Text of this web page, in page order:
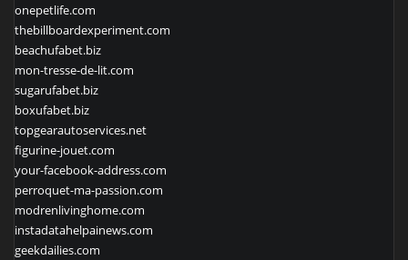
onepetlife.com
thebillboardexperiment.com
beachufabet.biz
mon-tresse-de-lit.com
sugarufabet.biz
boxufabet.biz
topgearautoservices.net
figurine-jouet.com
your-facebook-address.com
perroquet-ma-passion.com
modrenlivinghome.com
instadatahelpainews.com
geekdailies.com